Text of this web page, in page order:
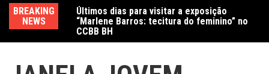
conteúdo
BREAKING
NEWS
“Marlene Barros: tecitura do feminino” no
CCBB BH
Amanda Mangili transforma beleza e
inclusão em conexão real nas redes